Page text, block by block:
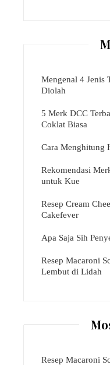
Mengenal 4 Jenis
Diolah
5 Merk DCC
Coklat Biasa
Cara Menghitung
Rekomendasi
untuk Kue
Resep Cream
Cakefever
Apa Saja Sih
Resep Macaroni
Lembut di Lidah
Resep Macaroni